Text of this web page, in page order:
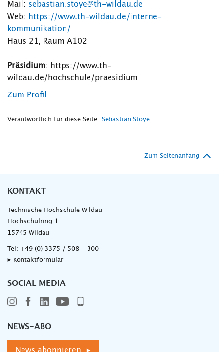
Mail: sebastian.stoye@th-wildau.de
Web: https://www.th-wildau.de/interne-
kommunikation/
Haus 21, Raum A102
Präsidium: https://www.th-
wildau.de/hochschule/praesidium
Zum Profil
Verantwortlich für diese Seite: Sebastian Stoye
Zum Seitenanfang
KONTAKT
Technische Hochschule Wildau
Hochschulring 1
15745 Wildau
Tel: +49 (0) 3375 / 508 - 300
▸ Kontaktformular
SOCIAL MEDIA
NEWS-ABO
News abonnieren ▸